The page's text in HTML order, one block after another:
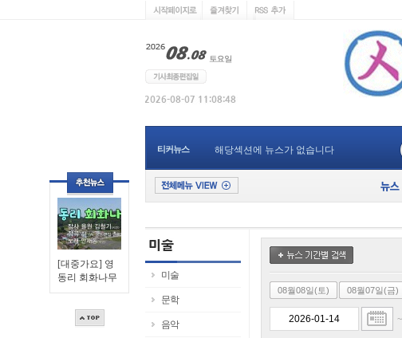
[대중가요] 영
동리 회화나무
티커뉴스 해당섹션에 뉴스가 없습니다
미술
문학
음악
08월08일(토) 08월07일(금)
~